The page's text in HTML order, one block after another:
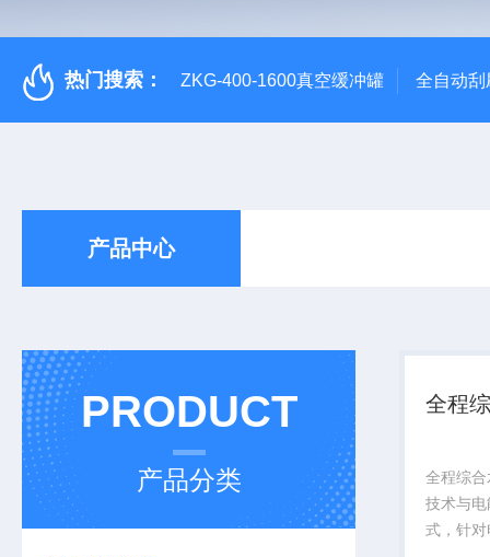
热门搜索： ZKG-400-1600真空缓冲罐 全自动刮
产品中心
PRODUCT
产品分类
全程
全程综
技术与
式，针